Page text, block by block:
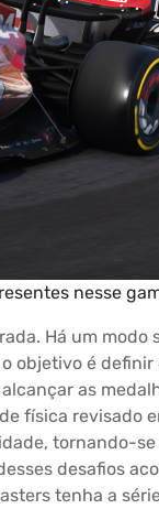
nesse
Há um
objetivo é
as
física revisado
tornando-
desafios
tenha a